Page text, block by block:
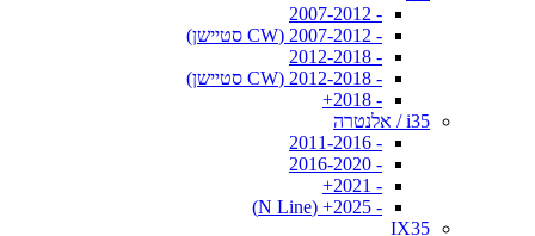
- 2007-2012
- 2007-2012 (CW סטיישן)
- 2012-2018
- 2012-2018 (CW סטיישן)
- 2018+
i35 / אלנטרה
- 2011-2016
- 2016-2020
- 2021+
- 2025+ (N Line)
IX35